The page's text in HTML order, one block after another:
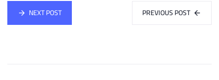
PREVIOUS POST
NEXT POST